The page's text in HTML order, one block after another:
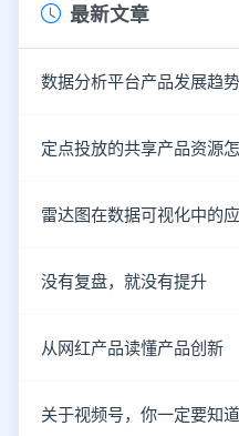
最新文章
数据分析平台产品发展趋势
定点投放的共享产品资源
雷达图在数据可视化中的
没有复盘，就没有提升
从网红产品读懂产品创新
关于视频号，你一定要知